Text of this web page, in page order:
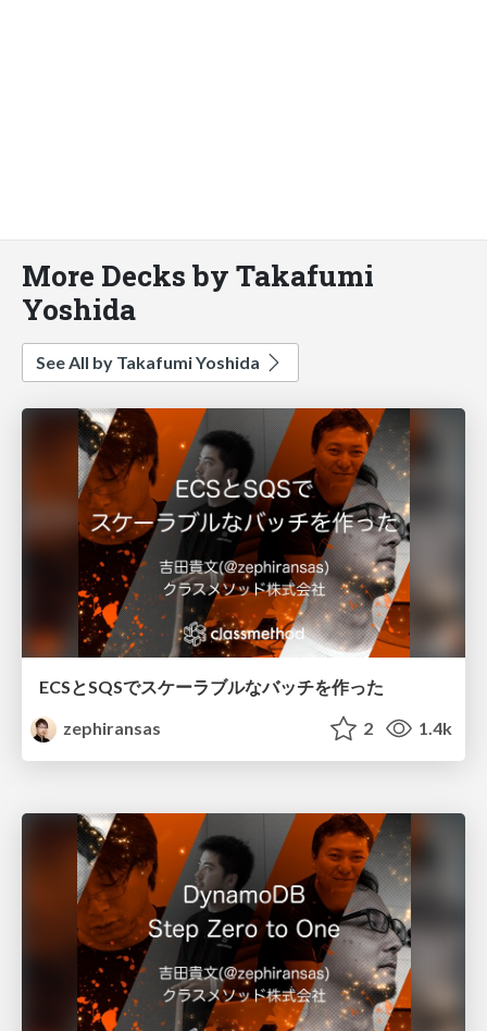
More Decks by Takafumi
Yoshida
See All by Takafumi Yoshida
ECSとSQSでスケーラブルなバッチを作った
zephiransas
2 1.4k